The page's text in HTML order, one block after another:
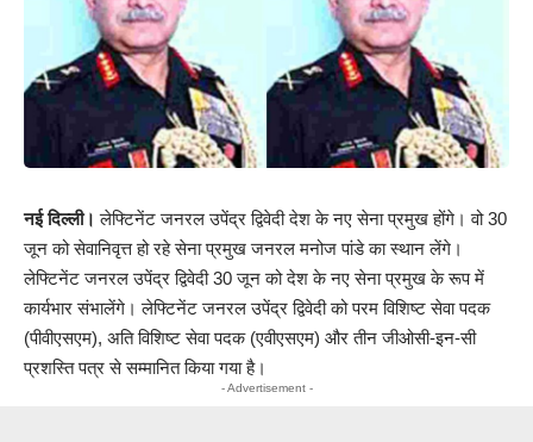
नई दिल्ली। लेफ्टिनेंट जनरल उपेंद्र द्विवेदी देश के नए सेना प्रमुख होंगे। वो 30
जून को सेवानिवृत्त हो रहे सेना प्रमुख जनरल मनोज पांडे का स्थान लेंगे।
लेफ्टिनेंट जनरल उपेंद्र द्विवेदी 30 जून को देश के नए सेना प्रमुख के रूप में
कार्यभार संभालेंगे। लेफ्टिनेंट जनरल उपेंद्र द्विवेदी को परम विशिष्ट सेवा पदक
(पीवीएसएम), अति विशिष्ट सेवा पदक (एवीएसएम) और तीन जीओसी-इन-सी
प्रशस्ति पत्र से सम्मानित किया गया है।
- Advertisement -